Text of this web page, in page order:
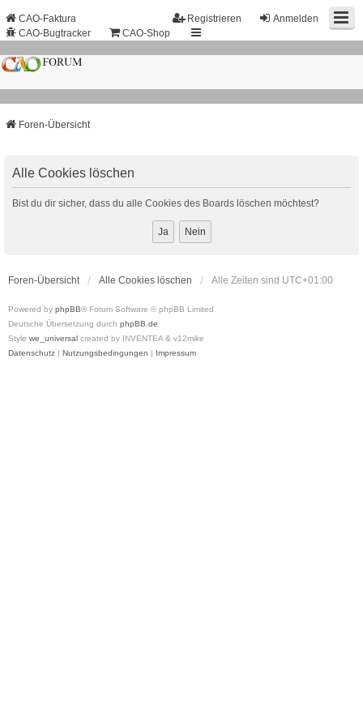
Anmelden
Registrieren
CAO-Faktura
CAO-Bugtracker
CAO-Shop
Foren-Übersicht
Alle Cookies löschen
Bist du dir sicher, dass du alle Cookies des Boards löschen möchtest?
Foren-Übersicht Alle Cookies löschen Alle Zeiten sind UTC+01:00
Powered by phpBB® Forum Software © phpBB Limited
Deutsche Übersetzung durch phpBB.de
Style we_universal created by INVENTEA & v12mike
Datenschutz | Nutzungsbedingungen | Impressum